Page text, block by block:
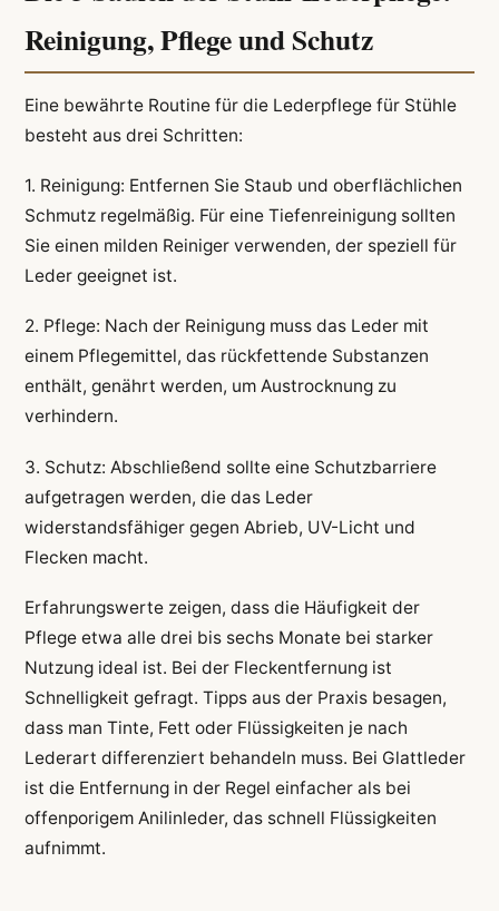
Reinigung, Pflege und Schutz
Eine bewährte Routine für die Lederpflege für Stühle
besteht aus drei Schritten:
1. Reinigung: Entfernen Sie Staub und oberflächlichen
Schmutz regelmäßig. Für eine Tiefenreinigung sollten
Sie einen milden Reiniger verwenden, der speziell für
Leder geeignet ist.
2. Pflege: Nach der Reinigung muss das Leder mit
einem Pflegemittel, das rückfettende Substanzen
enthält, genährt werden, um Austrocknung zu
verhindern.
3. Schutz: Abschließend sollte eine Schutzbarriere
aufgetragen werden, die das Leder
widerstandsfähiger gegen Abrieb, UV-Licht und
Flecken macht.
Erfahrungswerte zeigen, dass die Häufigkeit der
Pflege etwa alle drei bis sechs Monate bei starker
Nutzung ideal ist. Bei der Fleckentfernung ist
Schnelligkeit gefragt. Tipps aus der Praxis besagen,
dass man Tinte, Fett oder Flüssigkeiten je nach
Lederart differenziert behandeln muss. Bei Glattleder
ist die Entfernung in der Regel einfacher als bei
offenporigem Anilinleder, das schnell Flüssigkeiten
aufnimmt.